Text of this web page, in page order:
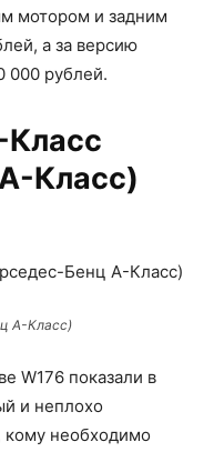
мотором и задним
а за версию
000 рублей.
Класс)
А-Класс)
W176 показали в
и неплохо
кому необходимо